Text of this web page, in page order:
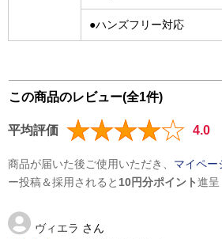
●ハンズフリー対応
この商品のレビュー(全1件)
平均評価 4.0
商品が届いた後ご使用いただき、 マイペー
ー投稿＆採用されると 10円分ポイント進呈
ヴィエラ さん